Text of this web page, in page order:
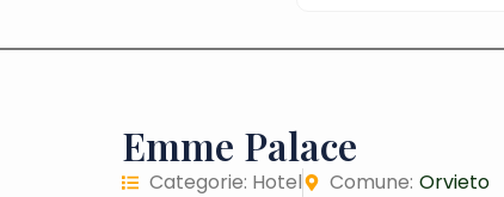
Emme Palace
Categorie: Hotel Comune: Orvieto